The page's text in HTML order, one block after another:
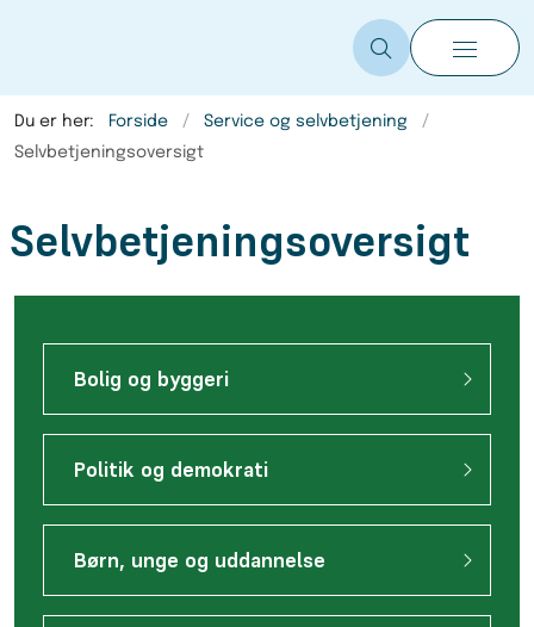
Du er her: Forside
Service og selvbetjening
Selvbetjeningsoversigt
Selvbetjeningsoversigt
Bolig og byggeri
Politik og demokrati
Børn, unge og uddannelse